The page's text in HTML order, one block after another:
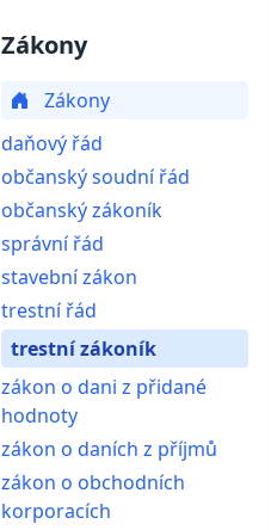
Zákony
Zákony
daňový řád
občanský soudní řád
občanský zákoník
správní řád
stavební zákon
trestní řád
trestní zákoník
zákon o dani z přidané
hodnoty
zákon o daních z příjmů
zákon o obchodních
korporacích